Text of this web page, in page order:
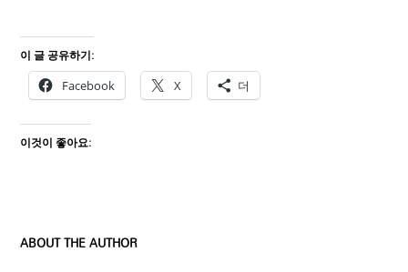
이 글 공유하기:
Facebook X 더
이것이 좋아요:
ABOUT THE AUTHOR